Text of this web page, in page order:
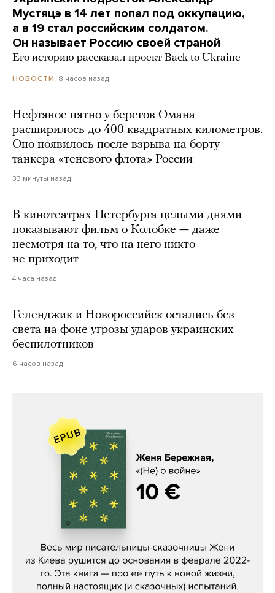
Мустяцэ в 14 лет попал под оккупацию,
а в 19 стал российским солдатом.
Он называет Россию своей страной
Его историю рассказал проект Back to Ukraine
НОВОСТИ 8 часов назад
Нефтяное пятно у берегов Омана
расширилось до 400 квадратных километров.
Оно появилось после взрыва на борту
танкера «теневого флота» России
33 минуты назад
В кинотеатрах Петербурга целыми днями
показывают фильм о Колобке — даже
несмотря на то, что на него никто
не приходит
4 часа назад
Геленджик и Новороссийск остались без
света на фоне угрозы ударов украинских
беспилотников
6 часов назад
Женя Бережная, «(Не) о войне»